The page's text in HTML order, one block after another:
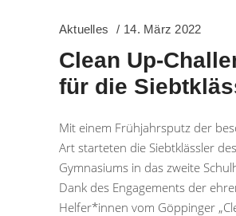
Aktuelles 14. März 2022
Clean Up-
für die
Mit einem Frühjahrsputz der
Art starteten die Siebtklässler
Gymnasiums in das zweite
Dank des Engagements der
Helfer*innen vom Göppinger